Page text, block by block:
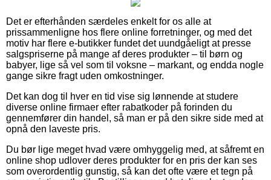
Det er efterhånden særdeles enkelt for os alle at
prissammenligne hos flere online forretninger, og med det
motiv har flere e-butikker fundet det uundgåeligt at presse
salgspriserne på mange af deres produkter – til børn og
babyer, lige så vel som til voksne – markant, og endda nogle
gange sikre fragt uden omkostninger.
Det kan dog til hver en tid vise sig lønnende at studere
diverse online firmaer efter rabatkoder på forinden du
gennemfører din handel, så man er på den sikre side med at
opnå den laveste pris.
Du bør lige meget hvad være omhyggelig med, at såfremt en
online shop udlover deres produkter for en pris der kan ses
som overordentlig gunstig, så kan det ofte være et tegn på